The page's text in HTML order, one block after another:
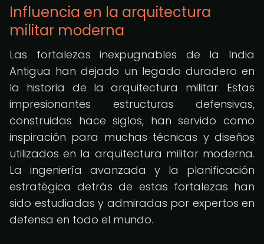
Influencia en la arquitectura
militar moderna
Las fortalezas inexpugnables de la India
Antigua han dejado un legado duradero en
la historia de la arquitectura militar. Estas
impresionantes estructuras defensivas,
construidas hace siglos, han servido como
inspiración para muchas técnicas y diseños
utilizados en la arquitectura militar moderna.
La ingeniería avanzada y la planificación
estratégica detrás de estas fortalezas han
sido estudiadas y admiradas por expertos en
defensa en todo el mundo.